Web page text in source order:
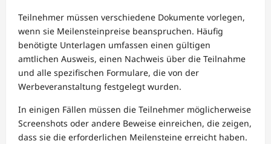
Teilnehmer müssen verschiedene Dokumente vorlegen,
wenn sie Meilensteinpreise beanspruchen. Häufig
benötigte Unterlagen umfassen einen gültigen
amtlichen Ausweis, einen Nachweis über die Teilnahme
und alle spezifischen Formulare, die von der
Werbeveranstaltung festgelegt wurden.
In einigen Fällen müssen die Teilnehmer möglicherweise
Screenshots oder andere Beweise einreichen, die zeigen,
dass sie die erforderlichen Meilensteine erreicht haben.